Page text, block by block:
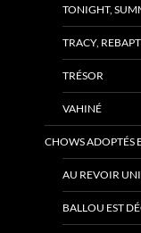
TONIGHT,
TRACY,
TRÉSOR
VAHINÉ
CHOWS ADOPTÉS
AU REVOIR
BALLOU EST